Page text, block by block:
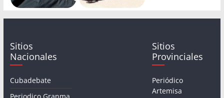
Sitios
Nacionales
Cubadebate
Sitios
Provinciales
Periódico
Artemisa